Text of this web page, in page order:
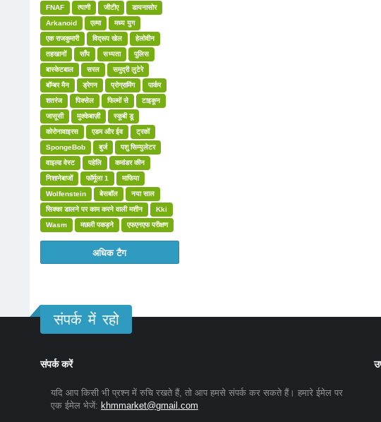
FNAF
त्यागी जीटीए
डायनासोर
Arkanoid
एल्मा
मध्य युग
एक राजकुमारी
विद्रूप खेल
हेलोवीन
तहखानों
साँप सभ्यता
पुलिस
बास्केटबाल
सरल
समुद्री लुटेरे
बॉम्बर मैन
ड्रेगन प्रोग्रामिंग
पार्कर
शतरंज
पिक्सेल फिल्मों से
टाइकून
जासूसी
मुक्केबाज़ी
स्कूबी डू
कोरोनावाइरस
एडम और ईव
ट्रकों
SpongeBob
बुर्ज
पशु सिम्युलेटर
वाइल्ड वेस्ट
पहेलि
कमांडर कीन
निशानेबाजों
फॉर्मूला 1
माफिया
Wolfenstein
बेसबॉल
नया साल
सिक्का डालने पर काम करने वाली मशीन
Kki
Wasm
मछली पकड़ने एफएनएफ परीक्षण
अधिक टैग
संपर्क में रहो
संपर्क करें
यदि आप किसी भी प्रश्न में रुचि रखते हैं, तो आप हमसे संपर्क कर सकते हैं। हमारे ईमेल पर
एक ईमेल भेजें: khmmarket@gmail.com